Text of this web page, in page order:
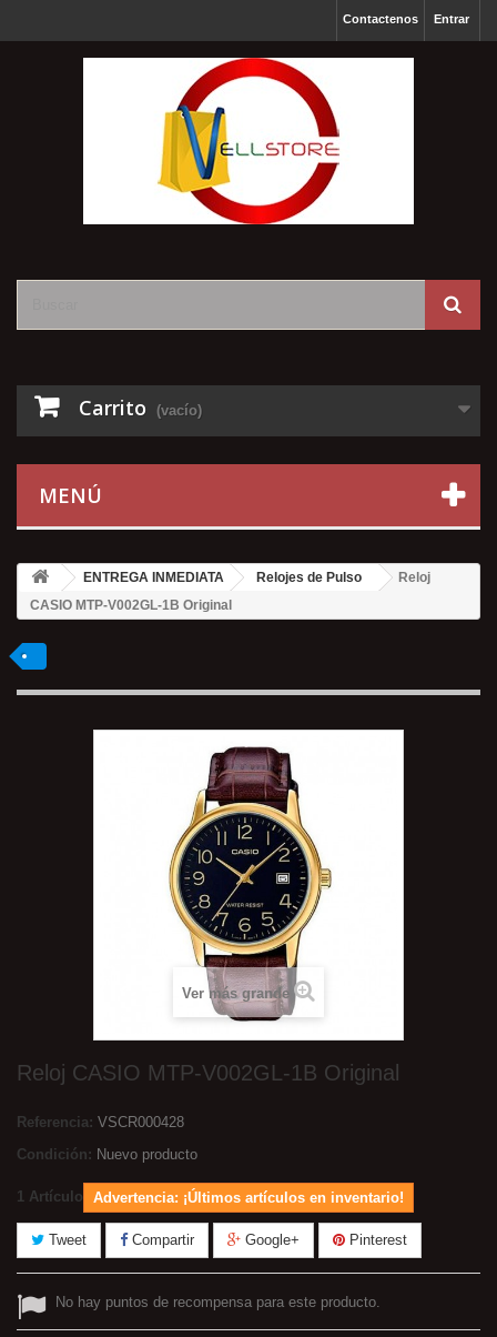
Entrar
Contactenos
Carrito (vacío)
MENÚ
ENTREGA INMEDIATA Relojes de Pulso
Reloj
CASIO MTP-V002GL-1B Original
Ver más grande
Reloj CASIO MTP-V002GL-1B Original
Referencia: VSCR000428
Condición: Nuevo producto
1 Artículo Advertencia: ¡Últimos artículos en inventario!
Tweet Compartir Google+ Pinterest
No hay puntos de recompensa para este producto.